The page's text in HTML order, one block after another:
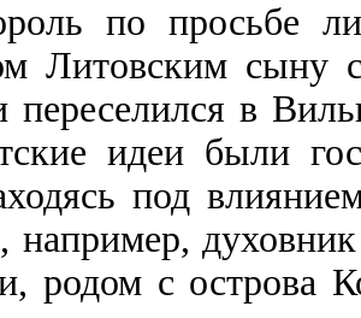
по просьбе
Литовским сыну
переселился в
идеи были
под
например,
родом с острова